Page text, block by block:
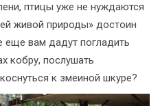
птицы уже не нуждаются
живой природы» достоин
еще вам дадут погладить
кобру, послушать
к змеиной шкуре?